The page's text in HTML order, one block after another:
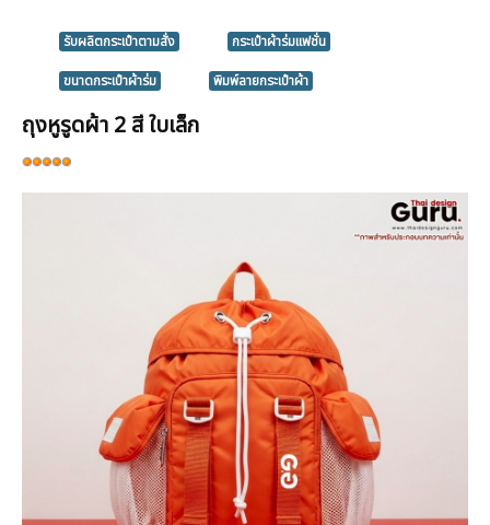
รับผลิตกระเป๋าตามสั่ง
กระเป๋าผ้าร่มแฟชั่น
ขนาดกระเป๋าผ้าร่ม
พิมพ์ลายกระเป๋าผ้า
ถุงหูรูดผ้า 2 สี ใบเล็ก
ให้
เรต